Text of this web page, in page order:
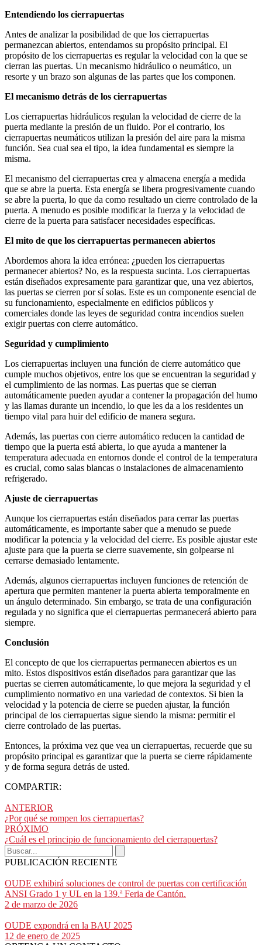
Entendiendo los cierrapuertas
Antes de analizar la posibilidad de que los cierrapuertas
permanezcan abiertos, entendamos su propósito principal. El
propósito de los cierrapuertas es regular la velocidad con la que se
cierran las puertas. Un mecanismo hidráulico o neumático, un
resorte y un brazo son algunas de las partes que los componen.
El mecanismo detrás de los cierrapuertas
Los cierrapuertas hidráulicos regulan la velocidad de cierre de la
puerta mediante la presión de un fluido. Por el contrario, los
cierrapuertas neumáticos utilizan la presión del aire para la misma
función. Sea cual sea el tipo, la idea fundamental es siempre la
misma.
El mecanismo del cierrapuertas crea y almacena energía a medida
que se abre la puerta. Esta energía se libera progresivamente cuando
se abre la puerta, lo que da como resultado un cierre controlado de la
puerta. A menudo es posible modificar la fuerza y la velocidad de
cierre de la puerta para satisfacer necesidades específicas.
El mito de que los cierrapuertas permanecen abiertos
Abordemos ahora la idea errónea: ¿pueden los cierrapuertas
permanecer abiertos? No, es la respuesta sucinta. Los cierrapuertas
están diseñados expresamente para garantizar que, una vez abiertos,
las puertas se cierren por sí solas. Este es un componente esencial de
su funcionamiento, especialmente en edificios públicos y
comerciales donde las leyes de seguridad contra incendios suelen
exigir puertas con cierre automático.
Seguridad y cumplimiento
Los cierrapuertas incluyen una función de cierre automático que
cumple muchos objetivos, entre los que se encuentran la seguridad y
el cumplimiento de las normas. Las puertas que se cierran
automáticamente pueden ayudar a contener la propagación del humo
y las llamas durante un incendio, lo que les da a los residentes un
tiempo vital para huir del edificio de manera segura.
Además, las puertas con cierre automático reducen la cantidad de
tiempo que la puerta está abierta, lo que ayuda a mantener la
temperatura adecuada en entornos donde el control de la temperatura
es crucial, como salas blancas o instalaciones de almacenamiento
refrigerado.
Ajuste de cierrapuertas
Aunque los cierrapuertas están diseñados para cerrar las puertas
automáticamente, es importante saber que a menudo se puede
modificar la potencia y la velocidad del cierre. Es posible ajustar este
ajuste para que la puerta se cierre suavemente, sin golpearse ni
cerrarse demasiado lentamente.
Además, algunos cierrapuertas incluyen funciones de retención de
apertura que permiten mantener la puerta abierta temporalmente en
un ángulo determinado. Sin embargo, se trata de una configuración
regulada y no significa que el cierrapuertas permanecerá abierto para
siempre.
Conclusión
El concepto de que los cierrapuertas permanecen abiertos es un
mito. Estos dispositivos están diseñados para garantizar que las
puertas se cierren automáticamente, lo que mejora la seguridad y el
cumplimiento normativo en una variedad de contextos. Si bien la
velocidad y la potencia de cierre se pueden ajustar, la función
principal de los cierrapuertas sigue siendo la misma: permitir el
cierre controlado de las puertas.
Entonces, la próxima vez que vea un cierrapuertas, recuerde que su
propósito principal es garantizar que la puerta se cierre rápidamente
y de forma segura detrás de usted.
COMPARTIR:
ANTERIOR
¿Por qué se rompen los cierrapuertas?
PRÓXIMO
¿Cuál es el principio de funcionamiento del cierrapuertas?
PUBLICACIÓN RECIENTE
OUDE exhibirá soluciones de control de puertas con certificación
ANSI Grado 1 y UL en la 139.ª Feria de Cantón.
2 de marzo de 2026
OUDE expondrá en la BAU 2025
12 de enero de 2025